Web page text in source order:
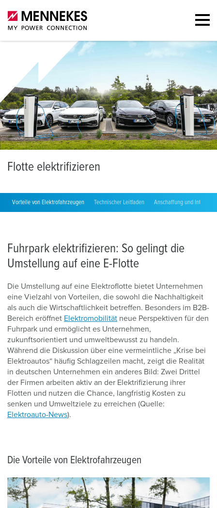
F lotte elektrifizieren
Vorteile von Elektrofahrzeugen Technischer Leitfaden Anschaffung und
Fuhrpark elektrifizieren: So gelingt die
Umstellung auf eine E-Flotte
Die Umstellung auf eine Elektroflotte bietet Unternehmen
eine Vielzahl von Vorteilen, die sowohl die Nachhaltigkeit
als auch die Wirtschaftlichkeit betreffen. Besonders im B2B-
Bereich eröffnet Elektromobilität neue Perspektiven für den
Fuhrpark und ermöglicht es Unternehmen,
zukunftsorientiert und umweltbewusst zu handeln.
Während die Diskussion über eine vermeintliche „Krise bei
Elektroautos“ häufig Schlagzeilen macht, zeigt die Realität
in deutschen Unternehmen ein anderes Bild: Zwei Drittel
der Firmen arbeiten aktiv an der Elektrifizierung ihrer
Flotten und nutzen die Chance, langfristig Kosten zu
senken und Umweltziele zu erreichen (Quelle:
Elektroauto-News).
Die Vorteile von Elektrofahrzeugen